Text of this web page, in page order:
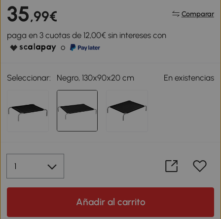
35,99€ Comparar
paga en 3 cuotas de 12,00€ sin intereses con
o
Seleccionar: Negro, 130x90x20 cm En existencias
Añadir al carrito